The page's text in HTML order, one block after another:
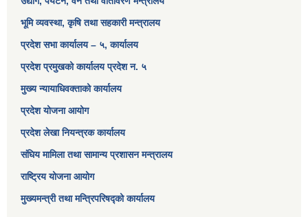
भूमि व्यवस्था, कृषि तथा सहकारी मन्त्रालय
प्रदेश सभा कार्यालय – ५, कार्यालय
प्रदेश प्रमुखको कार्यालय प्रदेश न. ५
मुख्य न्यायाधिवक्ताको कार्यालय
प्रदेश योजना आयोग
प्रदेश लेखा नियन्त्रक कार्यालय
संघिय मामिला तथा सामान्य प्रशासन मन्त्रालय
राष्ट्रिय योजना आयोग
मुख्यमन्त्री तथा मन्त्रिपरिषद्को कार्यालय